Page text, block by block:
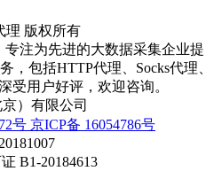
理 版权所有
注为先进的大数据采集企业提
，包括HTTP代理、Socks代理、
受用户好评，欢迎咨询。
）有限公司
号 京ICP备 16054786号
B1-20184613